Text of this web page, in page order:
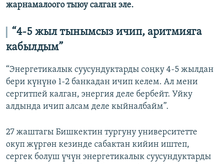
жарнамалоого тыюу салган эле.
“4-5 жыл тынымсыз ичип, аритмияга
кабылдым”
“Энергетикалык суусундуктарды соңку 4-5 жылдан
бери күнүнө 1-2 банкадан ичип келем. Ал мени
сергитпей калган, энергия деле бербейт. Уйку
алдында ичип алсам деле кыйналбайм”.
27 жаштагы Бишкектин тургуну университетте
окуп жүргөн кезинде сабактан кийин иштеп,
сергек болуш үчүн энергетикалык суусундуктарды